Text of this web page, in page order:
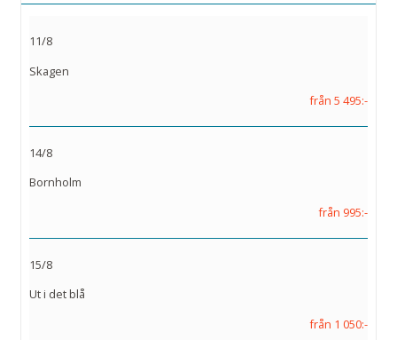
11/8
Skagen
från 5 495:-
14/8
Bornholm
från 995:-
15/8
Ut i det blå
från 1 050:-